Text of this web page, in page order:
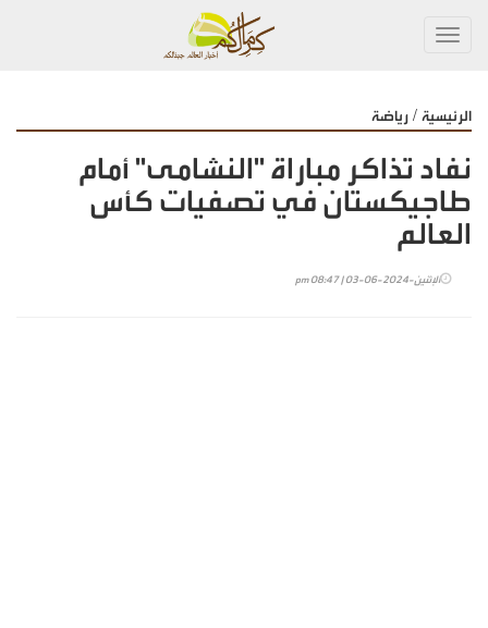
الرئيسية / رياضة
نفاد تذاكر مباراة "النشامى" أمام
طاجيكستان في تصفيات كأس
العالم
الإثنين-2024-06-03 | 08:47 pm